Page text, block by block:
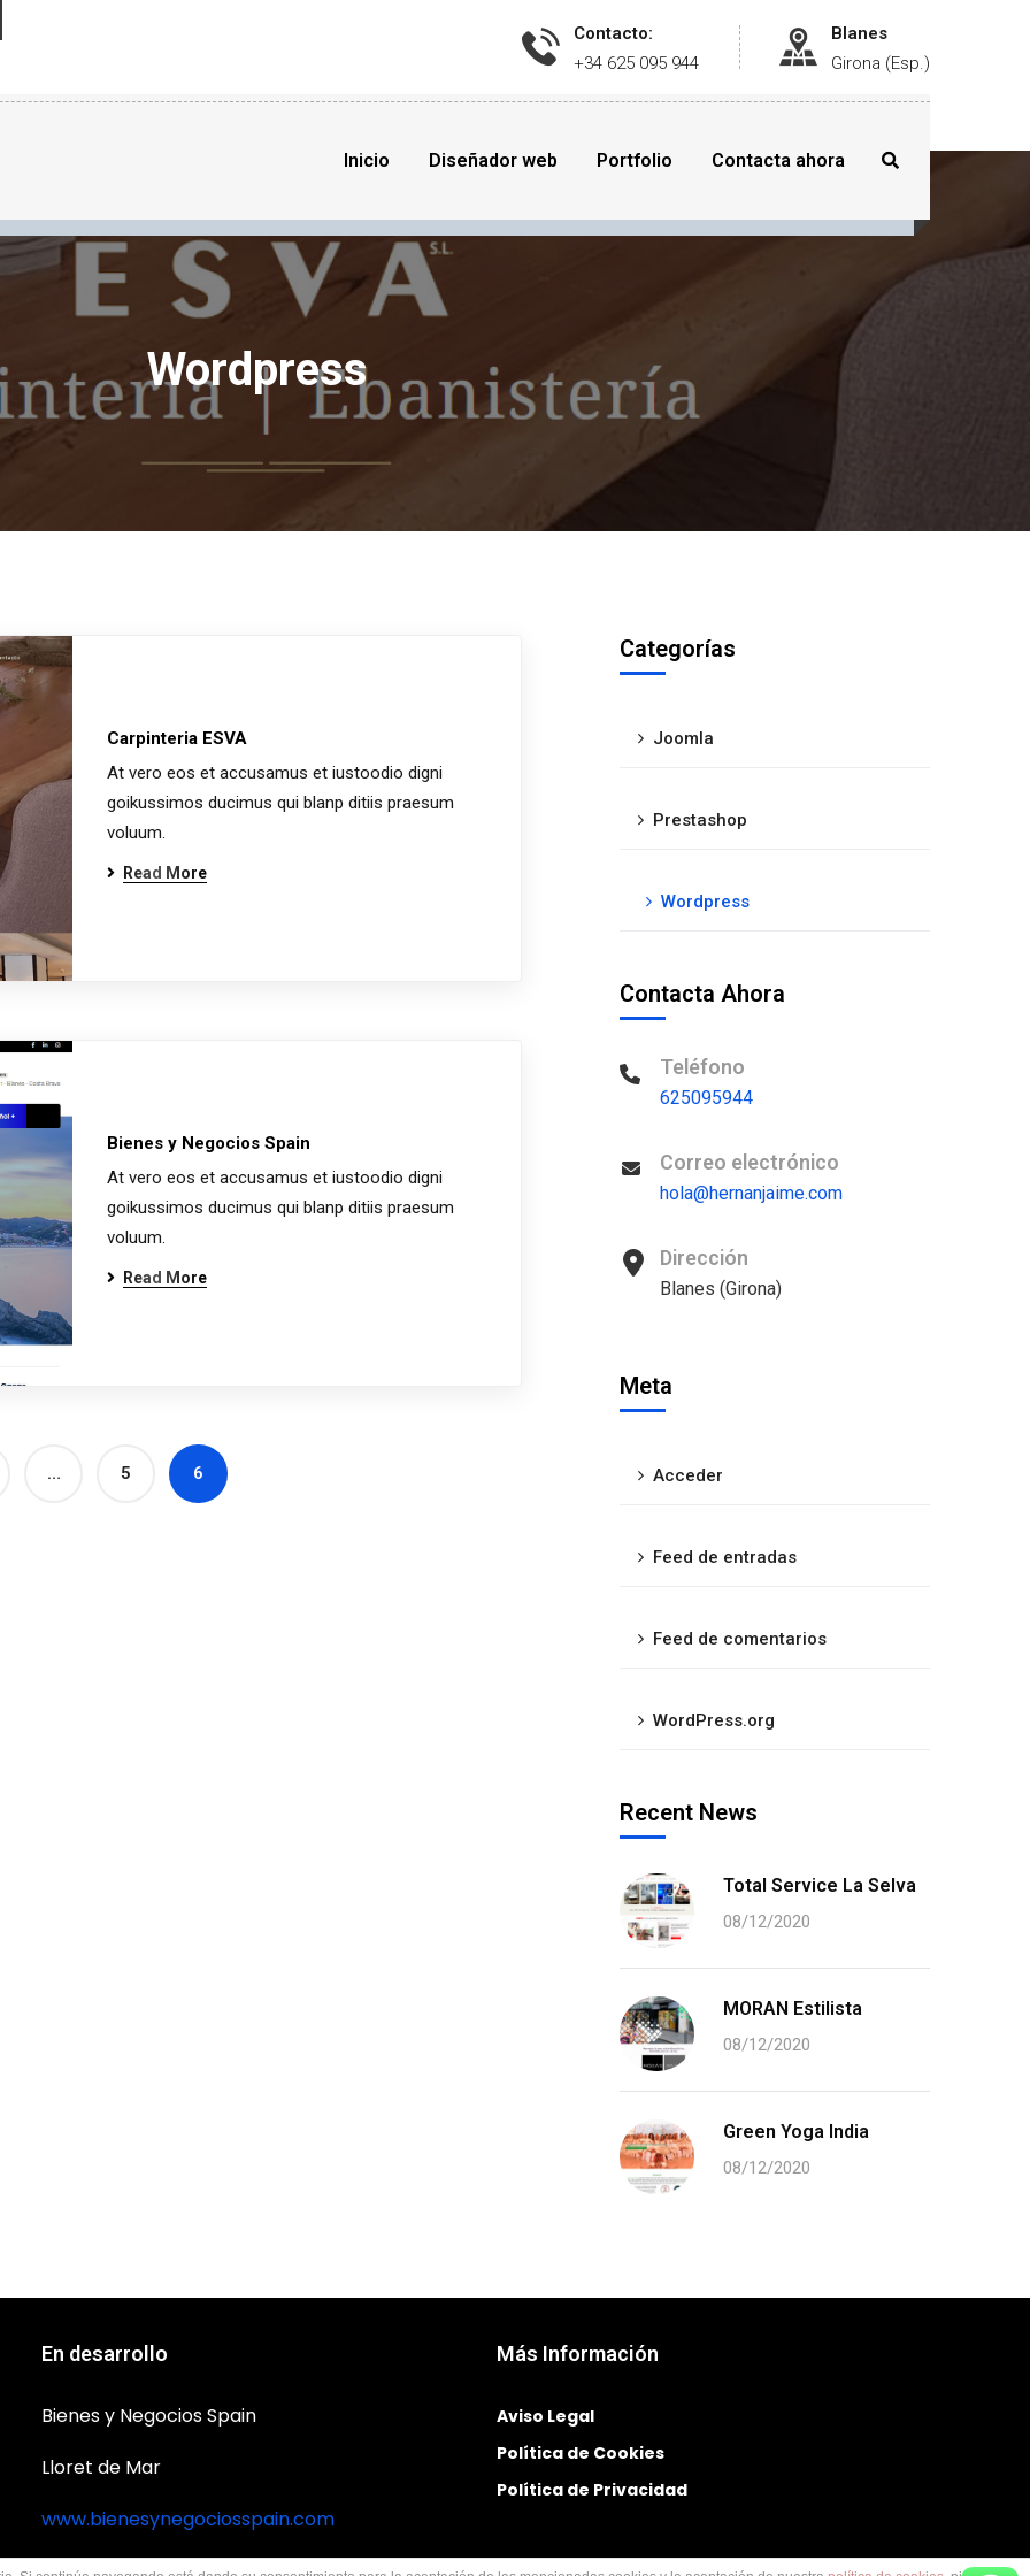
Contacto:
+34 625 095 944
Blanes
Girona (Esp.)
Inicio Diseñador web Portfolio Contacta ahora
Wordpress
Carpinteria ESVA
At vero eos et accusamus et iustoodio digni
goikussimos ducimus qui blanp ditiis praesum
voluum.
Read More
Bienes y Negocios Spain
At vero eos et accusamus et iustoodio digni
goikussimos ducimus qui blanp ditiis praesum
voluum.
Read More
… 5 6
Categorías
Joomla
Prestashop
Wordpress
Contacta Ahora
Teléfono
625095944
Correo electrónico
hola@hernanjaime.com
Dirección
Blanes (Girona)
Meta
Acceder
Feed de entradas
Feed de comentarios
WordPress.org
Recent News
Total Service La Selva
08/12/2020
MORAN Estilista
08/12/2020
Green Yoga India
08/12/2020
En desarrollo
Bienes y Negocios Spain
Lloret de Mar
www.bienesynegociosspain.com
Más Información
Aviso Legal
Política de Cookies
Política de Privacidad